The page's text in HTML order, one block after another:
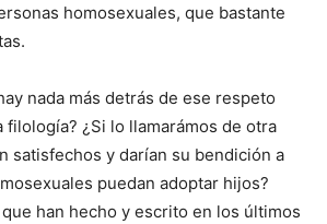
homosexuales, que bastante
nada más detrás de ese respeto
¿Si lo llamarámos de otra
satisfechos y darían su bendición a
puedan adoptar hijos?
han hecho y escrito en los últimos